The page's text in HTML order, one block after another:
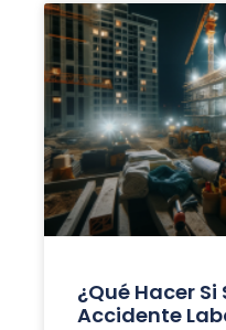
¿Qué Hacer Si
Accidente